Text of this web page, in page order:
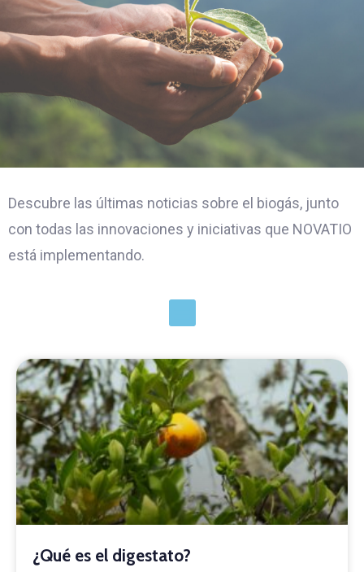
Descubre las últimas noticias sobre el biogás, junto
con todas las innovaciones y iniciativas que NOVATIO
está implementando.
¿Qué es el digestato?